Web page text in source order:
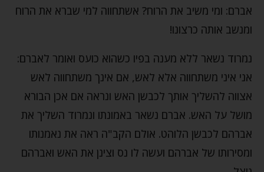
אברם: ומי משיב את הרוח? אשתחווה למי שברא את הרוח
ומנשב אותה כרצונו!
נמרוד נשאר ללא מענה בפיו כשהוא כועס ואומר לאברם:
אני איני משתחווה אלא לאש, אם אינך משתחווה לאש
אצווה להשליך אותך לכבשן האש ונראה אם אכן הבורא
מושל על האש. אברם נשאר באמונתו ונמרוד השליך את
אברהם לכבשן הלוהט. אולם הקב"ה ראה את נאמנותו
ומסירותו של אברהם ועשה לו נס וצינן את האש ואברהם